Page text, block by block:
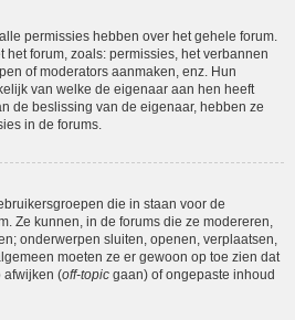
permissies hebben over het gehele forum.
forum, zoals: permissies, het verbannen
of moderators aanmaken, enz. Hun
van welke de eigenaar aan hen heeft
de beslissing van de eigenaar, hebben ze
in de forums.
die in staan voor de
Ze kunnen, in de forums die ze modereren,
onderwerpen sluiten, openen, verplaatsen,
moeten ze er gewoon op toe zien dat
afwijken (off-topic gaan) of ongepaste inhoud